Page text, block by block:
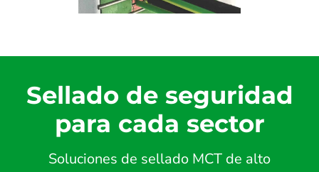
Sellado de seguridad
para cada sector
Soluciones de sellado MCT de alto